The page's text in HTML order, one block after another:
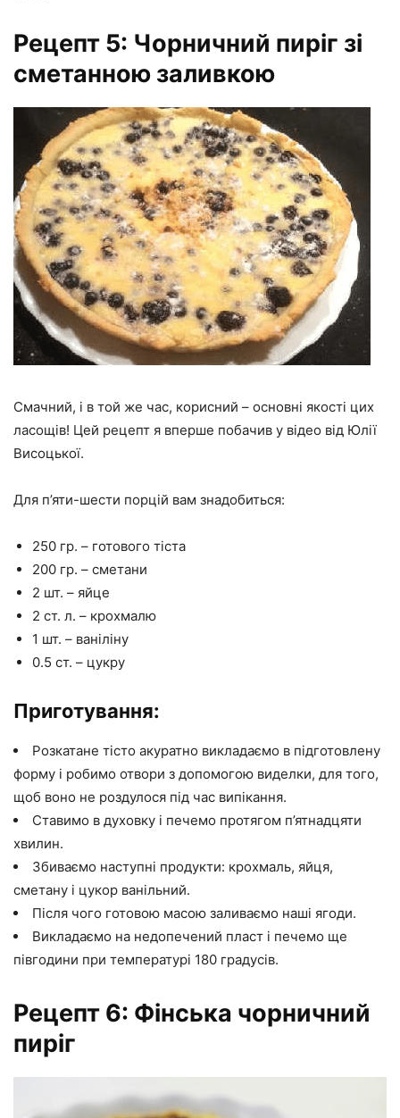
Рецепт 5: Чорничний пиріг зі
сметанною заливкою
Смачний, і в той же час, корисний – основні якості цих
ласощів! Цей рецепт я вперше побачив у відео від Юлії
Висоцької.
Для п’яти-шести порцій вам знадобиться:
250 гр. – готового тіста
200 гр. – сметани
2 шт. – яйце
2 ст. л. – крохмалю
1 шт. – ваніліну
0.5 ст. – цукру
Приготування:
Розкатане тісто акуратно викладаємо в підготовлену
форму і робимо отвори з допомогою виделки, для того,
щоб воно не роздулося під час випікання.
Ставимо в духовку і печемо протягом п’ятнадцяти
хвилин.
Збиваємо наступні продукти: крохмаль, яйця,
сметану і цукор ванільний.
Після чого готовою масою заливаємо наші ягоди.
Викладаємо на недопечений пласт і печемо ще
півгодини при температурі 180 градусів.
Рецепт 6: Фінська чорничний
пиріг